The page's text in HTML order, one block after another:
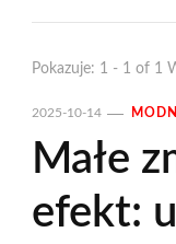
Pokazuje: 1 - 1 of 1
2025-10-14
Małe
efekt: